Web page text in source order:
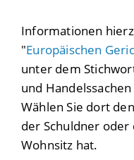
Informationen
"Europäischen
unter dem
und
Wählen Sie dort
der Schuldner oder
Wohnsitz hat.